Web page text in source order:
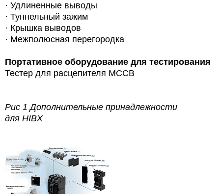
· Удлиненные выводы
· Туннельный зажим
· Крышка выводов
· Межполюсная перегородка
Портативное оборудование для тестирования
Тестер для расцепителя MCCB
Рис 1 Дополнительные принадлежности
для HIBX